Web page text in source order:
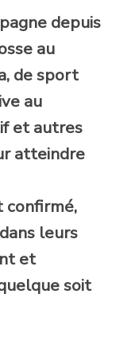
depuis
au
de sport
au
et autres
atteindre
confirmé,
leurs
et
soit